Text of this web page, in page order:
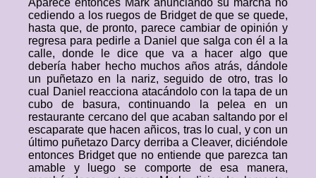
Aparece entonces Mark anunciando su marcha no
cediendo a los ruegos de Bridget de que se quede,
hasta que, de pronto, parece cambiar de opinión y
regresa para pedirle a Daniel que salga con él a la
calle, donde le dice que va a hacer algo que
debería haber hecho muchos años atrás, dándole
un puñetazo en la nariz, seguido de otro, tras lo
cual Daniel reacciona atacándolo con la tapa de un
cubo de basura, continuando la pelea en un
restaurante cercano del que acaban saltando por el
escaparate que hacen añicos, tras lo cual, y con un
último puñetazo Darcy derriba a Cleaver, diciéndole
entonces Bridget que no entiende que parezca tan
amable y luego se comporte de esa manera,